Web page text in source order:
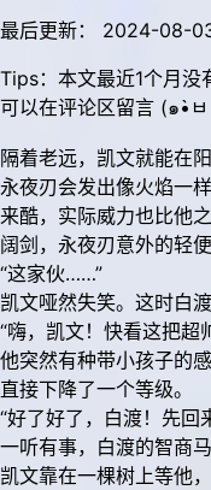
最后更新： 2024-08-
Tips：本文最近1个月没
隔着老远，凯文就能在
永夜刃会发出像火焰一
来酷，实际威力也比他
阔剑，永夜刃意外的轻便
“这家伙……”
凯文哑然失笑。这时白
“嗨，凯文！快看这把
他突然有种带小孩子的
直接下降了一个等级。
“好了好了，白渡！先回
一听有事，白渡的智商
凯文靠在一棵树上等他